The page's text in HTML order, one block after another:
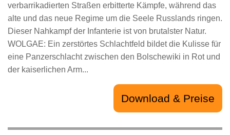
verbarrikadierten Straßen erbitterte Kämpfe, während das
alte und das neue Regime um die Seele Russlands ringen.
Dieser Nahkampf der Infanterie ist von brutalster Natur.
WOLGAE: Ein zerstörtes Schlachtfeld bildet die Kulisse für
eine Panzerschlacht zwischen den Bolschewiki in Rot und
der kaiserlichen Arm...
Download & Preise